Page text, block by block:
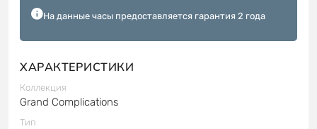
На данные часы предоставляется гарантия 2 года
ХАРАКТЕРИСТИКИ
Коллекция
Grand Complications
Тип